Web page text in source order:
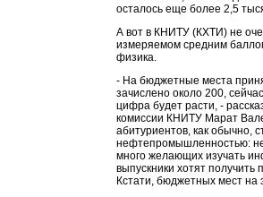
осталось еще более 2,5
А вот в КНИТУ (КХТИ) не
измеряемом средним
физика.
- На бюджетные места
зачислено около 200,
цифра будет расти, -
комиссии КНИТУ Марат
абитуриентов, как обычно,
нефтепромышленностью:
много желающих изучать
выпускники хотят
Кстати, бюджетных мест на